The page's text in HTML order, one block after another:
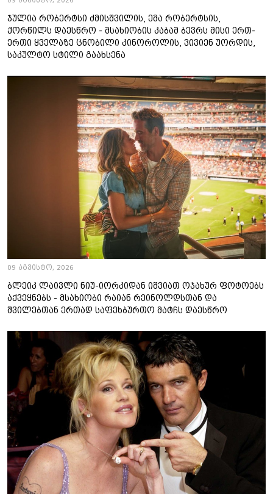
ჯულია რობერტსი ძმისშვილის, ემა რობერტსის,
ქორწილს დაესწრო - მსახიობის კაბამ ბევრს მისი ერთ-
ერთი ყველაზე ცნობილი კინოროლის, ვივიენ უორდის,
საკულტო სტილი გაახსენა
09 აგვისტო, 2026
ბლეიკ ლაივლი ნიუ-იორკიდან იშვიათ ოჯახურ ფოტოებს
აქვეყნებს - მსახიობი რაიან რეინოლდსთან და
შვილებთან ერთად საფეხბურთო მატჩს დაესწრო